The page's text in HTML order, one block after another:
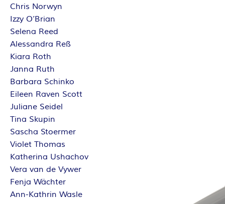
Chris Norwyn
Izzy O’Brian
Selena Reed
Alessandra Reß
Kiara Roth
Janna Ruth
Barbara Schinko
Eileen Raven Scott
Juliane Seidel
Tina Skupin
Sascha Stoermer
Violet Thomas
Katherina Ushachov
Vera van de Vywer
Fenja Wächter
Ann-Kathrin Wasle